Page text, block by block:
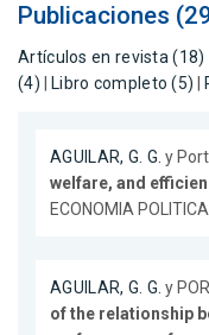
Publicaciones
Artículos en revista (18)
(4)
Libro completo (5)
AGUILAR, G. G. y
welfare, and
ECONOMIA
AGUILAR, G. G. y
of the relationship